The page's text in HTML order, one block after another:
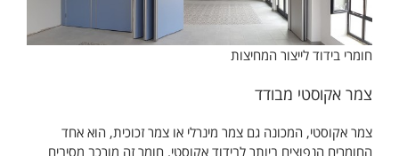
חומרי בידוד לייצור המחיצות
צמר אקוסטי מבודד
צמר אקוסטי, המכונה גם צמר מינרלי או צמר זכוכית, הוא אחד
החומרים הנפוצים ביותר לבידוד אקוסטי. חומר זה מורכב מסיבים